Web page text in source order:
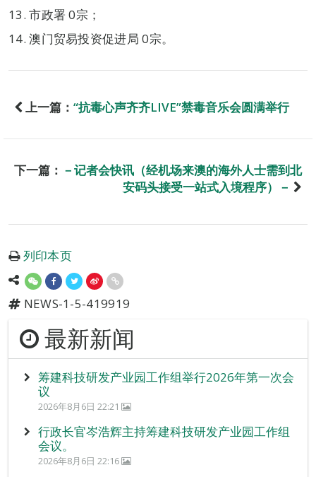
13. 市政署 0宗；
14. 澳门贸易投资促进局 0宗。
上一篇： “抗毒心声齐齐LIVE”禁毒音乐会圆满举行
下一篇： －记者会快讯（经机场来澳的海外人士需到北
安码头接受一站式入境程序）－
列印本页
NEWS-1-5-419919
最新新闻
筹建科技研发产业园工作组举行2026年第一次会
议
2026年8月6日 22:21
行政长官岑浩辉主持筹建科技研发产业园工作组
会议。
2026年8月6日 22:16